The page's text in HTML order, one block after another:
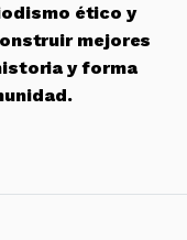
ético y
mejores
y forma